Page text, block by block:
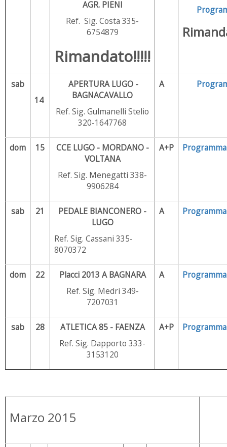
AGR. PIENI
Ref. Sig. Costa 335-
6754879
Rimandato!!!!!
sab
14
APERTURA LUGO -
BAGNACAVALLO
Ref. Sig. Gulmanelli Stelio
320-1647768
A
dom 15
CCE LUGO - MORDANO -
VOLTANA
Ref. Sig. Menegatti 338-
9906284
A+P Programma
sab 21
PEDALE BIANCONERO -
LUGO
Ref. Sig. Cassani 335-
8070372
A Programma
dom 22
Placci 2013 A BAGNARA
Ref. Sig. Medri 349-
7207031
A Programma
sab 28
ATLETICA 85 - FAENZA
Ref. Sig. Dapporto 333-
3153120
A+P Programma
Marzo 2015